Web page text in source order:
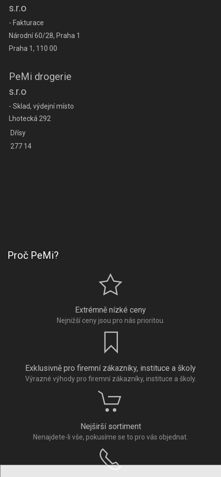
s.r.o
- Fakturace
Národní 60/28, Praha 1
Praha 1, 110 00
PeMi drogerie
s.r.o
- Sklad, výdejní místo
Lhotecká 292
Dřísy
277 14
Proč PeMi?
Extrémně nízké ceny
Nejnižší ceny jsou pro nás prioritou.
Exklusivně pro firemní zákazníky, instituce a školy
Výrazné výhody pro firemní zákazníky, instituce a školy.
Nejširší sortiment
Nenajdete-li vše, pokusíme se to pro vás objednat.